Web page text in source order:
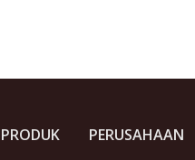
PRODUK PERUSAHAAN